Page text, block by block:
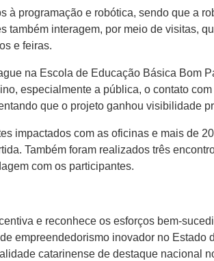
programação e robótica, sendo que a
interagem, por meio de visitas,
e feiras.
na Escola de Educação Básica Bom
especialmente a pública, o contato
que o projeto ganhou visibilidade
impactados com as oficinas e mais de
Também foram realizados três
com os participantes.
e reconhece os esforços bem-
empreendedorismo inovador no Estado
catarinense de destaque nacional